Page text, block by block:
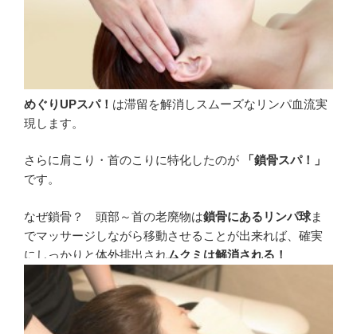
めぐりUPスパ！ は滞留を解消しスムーズなリンパ血流実
現します。
さらに肩こり・首のこりに特化したのが 「鎖骨スパ！」
です。
なぜ鎖骨？ 頭部～首の老廃物は鎖骨にあるリンパ球ま
でマッサージしながら移動させることが出来れば、確実
にしっかりと体外排出されムクミは解消される！